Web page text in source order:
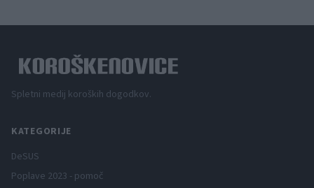
Spletni medij koroških dogodkov.
KATEGORIJE
DeSUS
Poplave 2023 - pomoč